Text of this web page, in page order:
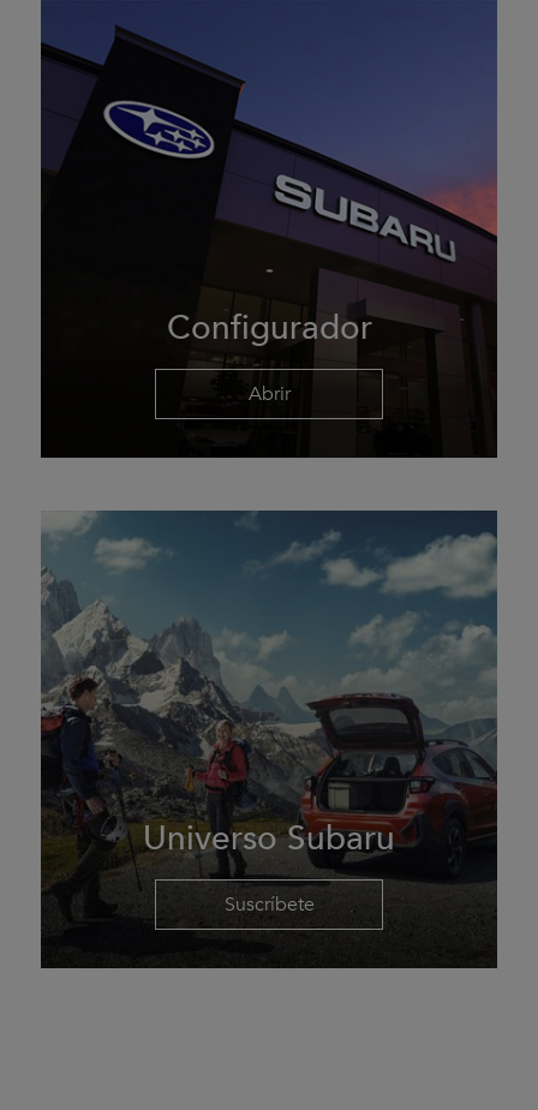
Configurador
Abrir
Universo Subaru
Suscríbete